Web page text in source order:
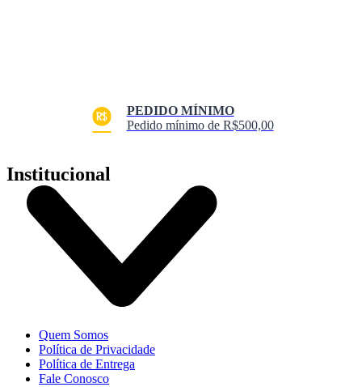
PEDIDO MÍNIMO
Pedido mínimo de R$500,00
Institucional
Quem Somos
Política de Privacidade
Política de Entrega
Fale Conosco